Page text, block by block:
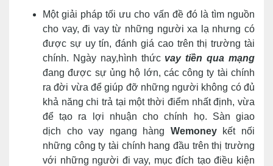
Một giải pháp tối ưu cho vấn đề đó là tìm nguồn
cho vay, đi vay từ những người xa lạ nhưng có
được sự uy tín, đánh giá cao trên thị trường tài
chính. Ngày nay,hình thức vay tiền qua mạng
đang được sự ủng hộ lớn, các công ty tài chính
ra đời vừa để giúp đỡ những người không có đủ
khả năng chi trả tại một thời điểm nhất định, vừa
để tạo ra lợi nhuận cho chính họ. Sàn giao
dịch cho vay ngang hàng Wemoneykết nối
những công ty tài chính hang đầu trên thị trường
với những người đi vay, mục đích tạo điều kiện